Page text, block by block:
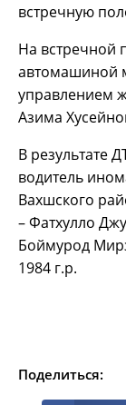
встречную
На встречной
автомашиной
управлением
Азима
В результате
водитель
Вахшского
– Фатхулло
Боймурод
1984 г.р.
Поделиться: